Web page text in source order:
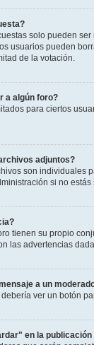
solo pueden
usuarios pueden
de la votación.
a algún foro?
para ciertos
adjuntos?
son individuales
si no
tienen su propio
las advertencias
a un
ver un botón
en la publicación